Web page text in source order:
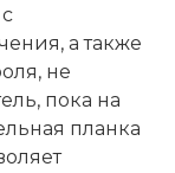
а также
не
пока на
планка